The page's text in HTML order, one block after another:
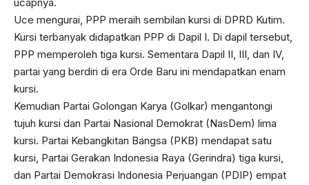
Uce mengurai, PPP meraih sembilan kursi di DPRD Kutim.
Kursi terbanyak didapatkan PPP di Dapil I. Di dapil tersebut,
PPP memperoleh tiga kursi. Sementara Dapil II, III, dan IV,
partai yang berdiri di era Orde Baru ini mendapatkan enam
kursi.
Kemudian Partai Golongan Karya (Golkar) mengantongi
tujuh kursi dan Partai Nasional Demokrat (NasDem) lima
kursi. Partai Kebangkitan Bangsa (PKB) mendapat satu
kursi, Partai Gerakan Indonesia Raya (Gerindra) tiga kursi,
dan Partai Demokrasi Indonesia Perjuangan (PDIP) empat